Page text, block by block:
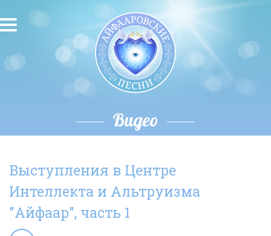
О песнях
Исполнители
О влиянии звука
Новости
Скачать
Видео
Выступления в Центре
Интеллекта и Альтруизма
"Айфаар", часть 1